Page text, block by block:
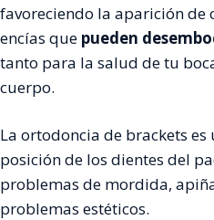
favoreciendo la aparición de
encías que pueden
tanto para la salud de tu
cuerpo.
La ortodoncia de brackets
posición de los dientes del
problemas de mordida,
problemas estéticos.